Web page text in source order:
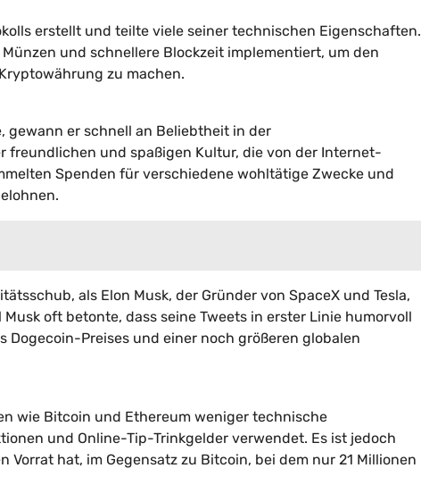
erstellt und teilte viele seiner technischen Eigenschaften.
und schnellere Blockzeit implementiert, um den
zu machen.
gewann er schnell an Beliebtheit in der
freundlichen und spaßigen Kultur, die von der Internet-
Spenden für verschiedene wohltätige Zwecke und
als Elon Musk, der Gründer von SpaceX und Tesla,
oft betonte, dass seine Tweets in erster Linie humorvoll
Preises und einer noch größeren globalen
wie Bitcoin und Ethereum weniger technische
und Online-Tip-Trinkgelder verwendet. Es ist jedoch
hat, im Gegensatz zu Bitcoin, bei dem nur 21 Millionen